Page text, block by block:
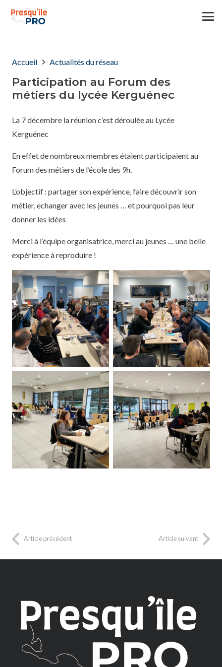
Accueil Actualités du réseau
Participation au Forum des
métiers du lycée Kerguénec
La 7 décembre la réunion c’est déroulée au Lycée
Kerguénec
En effet de nombreux membres étaient participaient au
Forum des métiers de l’école des 9h.
L’objectif : partager son expérience, faire découvrir son
métier, echanger avec les jeunes … et pourquoi pas leur
donner les idées
Merci à l’équipe organisatrice, merci au jeunes … une belle
expérience à reproduire !
Article précédent Article suivant